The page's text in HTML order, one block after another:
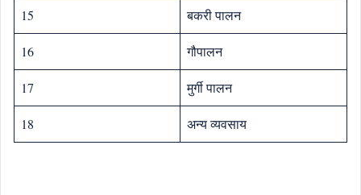
15 बकरी पालन
16 गौपालन
17 मुर्गी पालन
18 अन्‍य व्‍यवसाय